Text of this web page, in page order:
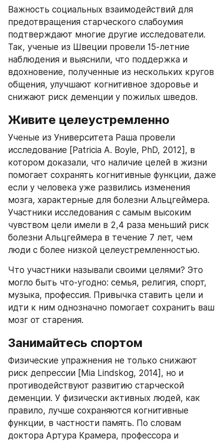
Важность социальных взаимодействий для
предотвращения старческого слабоумия
подтверждают многие другие исследователи.
Так, ученые из Швеции провели 15-летние
наблюдения и выяснили, что поддержка и
вдохновение, полученные из нескольких кругов
общения, улучшают когнитивное здоровье и
снижают риск деменции у пожилых шведов.
Живите целеустремленно
Ученые из Университета Раша провели
исследование [Patricia A. Boyle, PhD, 2012], в
котором доказали, что наличие целей в жизни
помогает сохранять когнитивные функции, даже
если у человека уже развились изменения
мозга, характерные для болезни Альцгеймера.
Участники исследования с самым высоким
чувством цели имели в 2,4 раза меньший риск
болезни Альцгеймера в течение 7 лет, чем
люди с более низкой целеустремленностью.
Что участники называли своими целями? Это
могло быть что-угодно: семья, религия, спорт,
музыка, профессия. Привычка ставить цели и
идти к ним однозначно помогает сохранить ваш
мозг от старения.
Занимайтесь спортом
Физические упражнения не только снижают
риск депрессии [Mia Lindskog, 2014], но и
противодействуют развитию старческой
деменции. У физически активных людей, как
правило, лучше сохраняются когнитивные
функции, в частности память. По словам
доктора Артура Крамера, профессора и